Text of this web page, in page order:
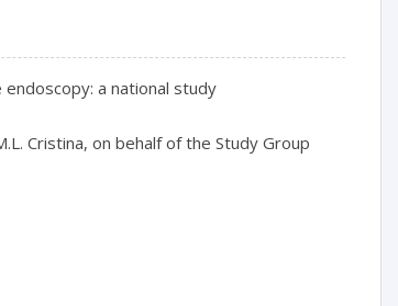
a national study
Cristina, on behalf of the Study Group